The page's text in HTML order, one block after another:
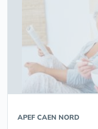
APEF CAEN NORD